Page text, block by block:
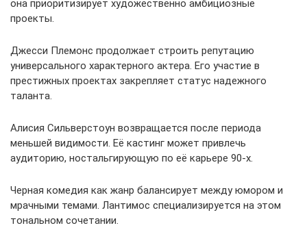
она приоритизирует художественно амбициозные
проекты.
Джесси Племонс продолжает строить репутацию
универсального характерного актера. Его участие в
престижных проектах закрепляет статус надежного
таланта.
Алисия Сильверстоун возвращается после периода
меньшей видимости. Её кастинг может привлечь
аудиторию, ностальгирующую по её карьере 90-х.
Черная комедия как жанр балансирует между юмором и
мрачными темами. Лантимос специализируется на этом
тональном сочетании.